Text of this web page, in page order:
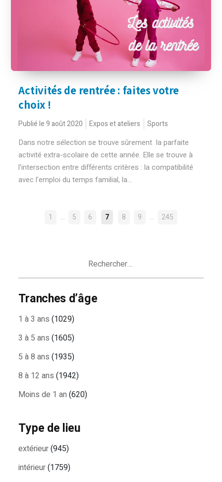
Activités de rentrée : faites votre
choix !
Publié le 9 août 2020 Expos et ateliers Sports
Dans notre sélection se trouve sûrement la parfaite
activité extra-scolaire de cette année. Elle se trouve à
l'intersection entre différents critères : la compatibilité
avec l'emploi du temps familial, la...
NAVIGATION
1 … 5 6 7 8 9 … 245
Tranches d’âge
1 à 3 ans (1029)
3 à 5 ans (1605)
5 à 8 ans (1935)
8 à 12 ans (1942)
Moins de 1 an (620)
Type de lieu
extérieur(945)
intérieur(1759)